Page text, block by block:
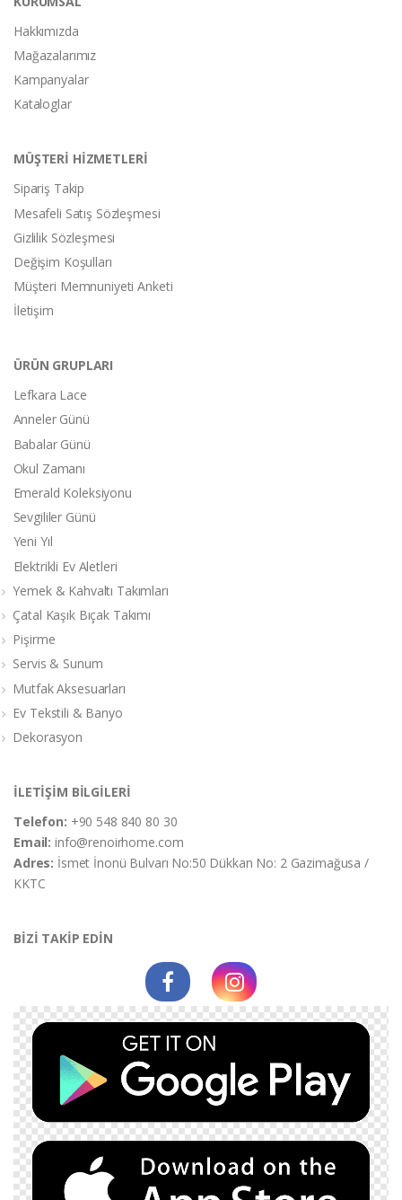
Hakkımızda
Mağazalarımız
Kampanyalar
Kataloglar
MÜŞTERİ HİZMETLERİ
Sipariş Takip
Mesafeli Satış Sözleşmesi
Gizlilik Sözleşmesi
Değişim Koşulları
Müşteri Memnuniyeti Anketi
İletişim
ÜRÜN GRUPLARI
Lefkara Lace
Anneler Günü
Babalar Günü
Okul Zamanı
Emerald Koleksiyonu
Sevgililer Günü
Yeni Yıl
Elektrikli Ev Aletleri
Yemek & Kahvaltı Takımları
Çatal Kaşık Bıçak Takımı
Pişirme
Servis & Sunum
Mutfak Aksesuarları
Ev Tekstili & Banyo
Dekorasyon
İLETİŞİM BİLGİLERİ
Telefon: +90 548 840 80 30
Email:info@renoirhome.com
Adres: İsmet İnonü Bulvarı No:50 Dükkan No: 2 Gazimağusa /
KKTC
BİZİ TAKİP EDİN